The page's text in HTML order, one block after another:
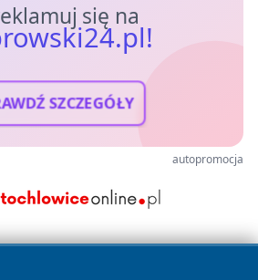
się na
SZCZEGÓŁY
autopromocja